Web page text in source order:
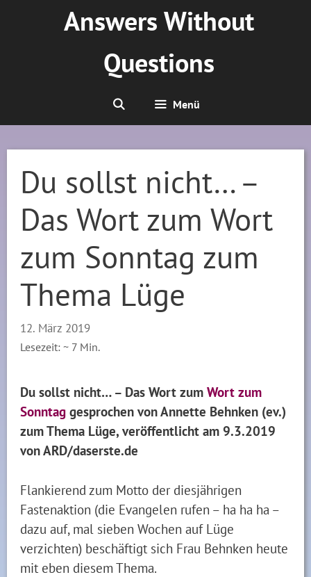
Answers Without
Questions
Menü
Du sollst nicht… –
Das Wort zum Wort
zum Sonntag zum
Thema Lüge
12. März 2019
Lesezeit: ~ 7 Min.
Du sollst nicht… – Das Wort zumWort zum
Sonntag gesprochen von Annette Behnken (ev.)
zum Thema Lüge, veröffentlicht am 9.3.2019
von ARD/daserste.de
Flankierend zum Motto der diesjährigen
Fastenaktion (die Evangelen rufen – ha ha ha –
dazu auf, mal sieben Wochen auf Lüge
verzichten) beschäftigt sich Frau Behnken heute
mit eben diesem Thema.